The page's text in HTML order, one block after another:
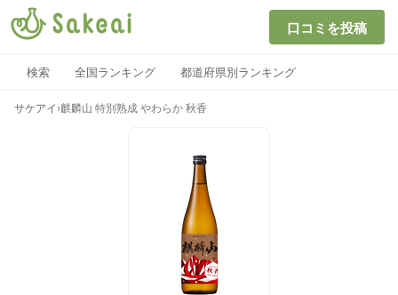
口コミを投稿
検索 全国ランキング 都道府県別ランキング
サケアイ ›麒麟山 特別熟成 やわらか 秋香